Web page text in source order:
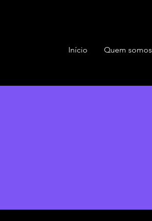
Início Quem somos